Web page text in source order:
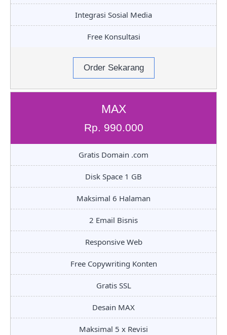
Integrasi Sosial Media
Free Konsultasi
Order Sekarang
MAX
Rp. 990.000
Gratis Domain .com
Disk Space 1 GB
Maksimal 6 Halaman
2 Email Bisnis
Responsive Web
Free Copywriting Konten
Gratis SSL
Desain MAX
Maksimal 5 x Revisi